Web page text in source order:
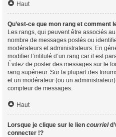
Haut
Qu’est-ce que mon rang et comment
Les rangs, qui peuvent être associés
nombre de messages postés ou
modérateurs et administrateurs. En
modifier l’intitulé d’un rang car il est
Évitez de poster des messages sur le
rang supérieur. Sur la plupart des
et un modérateur (ou un
compteur de messages.
Haut
Lorsque je clique sur le lien courriel
connecter !?